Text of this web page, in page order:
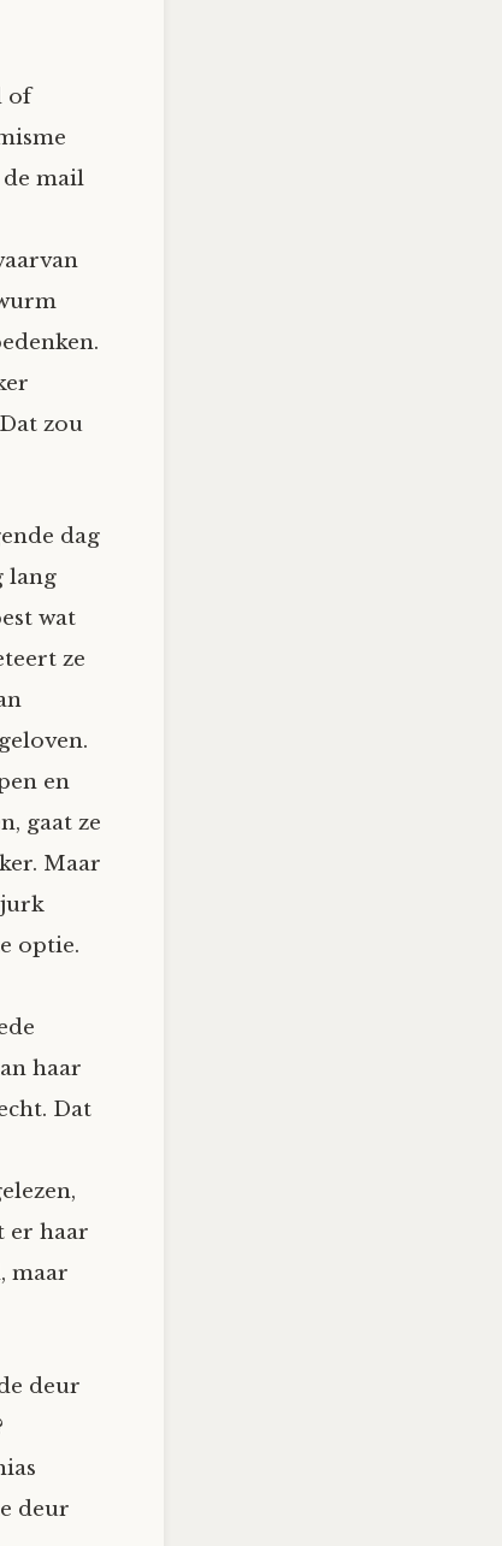
of
de mail
zou
dag
lang
wat
ze
en
gaat ze
Maar
jurk
optie.
haar
Dat
er haar
maar
deur
deur